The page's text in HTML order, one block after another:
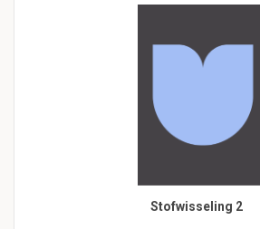
Stofwisseling 2